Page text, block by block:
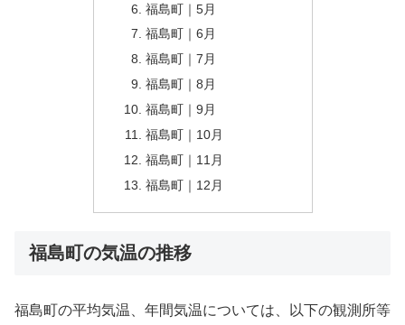
福島町｜5月
福島町｜6月
福島町｜7月
福島町｜8月
福島町｜9月
福島町｜10月
福島町｜11月
福島町｜12月
福島町の気温の推移
福島町の平均気温、年間気温については、以下の観測所等